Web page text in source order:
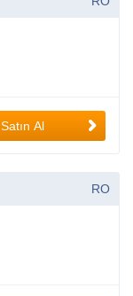
Satın Al
RO